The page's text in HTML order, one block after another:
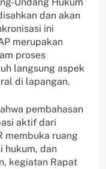
dan akan
ini
merupakan
proses
langsung aspek
di lapangan.
pembahasan
aktif dari
membuka ruang
hukum, dan
kegiatan Rapat